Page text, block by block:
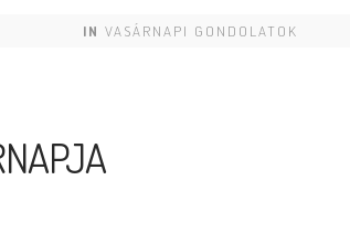
IN VASÁRNAPI GONDOLATOK